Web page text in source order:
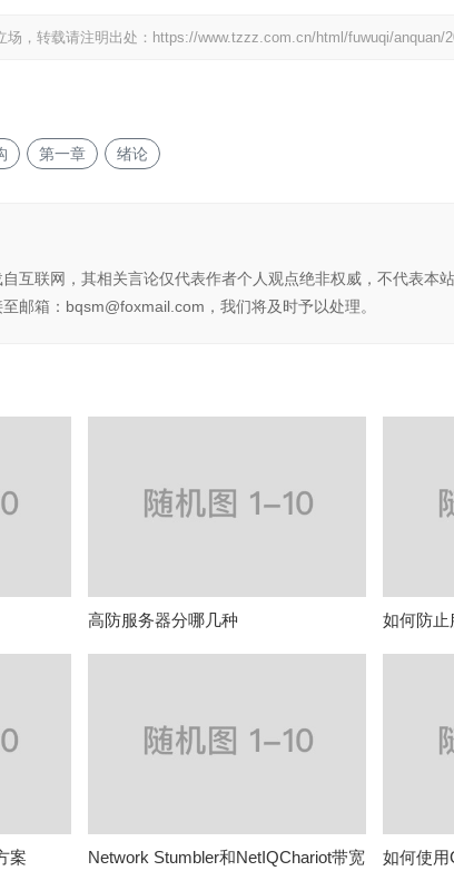
，转载请注明出处： https://www.tzzz.com.cn/html/fuwuqi/anquan/
第一章 绪论
自互联网，其相关言论仅代表作者个人观点绝非权威，不代表本
邮箱：bqsm@foxmail.com，我们将及时予以处理。
高防服务器分哪几种 如何防
案 Network Stumbler和NetIQChariot带宽 如何使用